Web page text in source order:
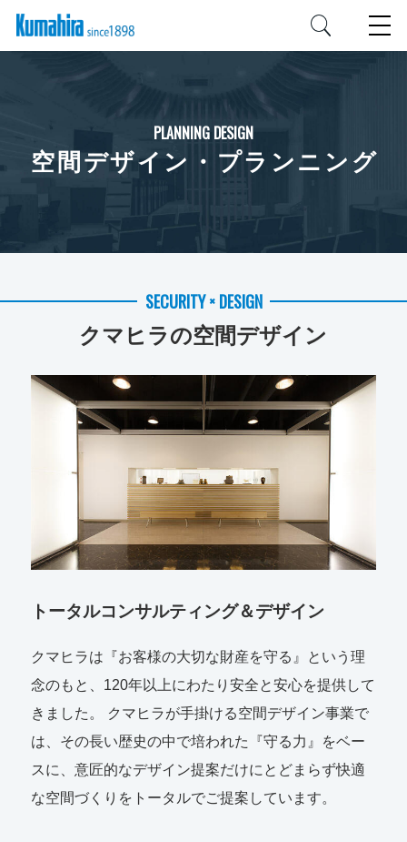
PLANNING DESIGN
空間デザイン・プランニング
SECURITY × DESIGN
クマヒラの空間デザイン
トータルコンサルティング＆デザイン
クマヒラは『お客様の大切な財産を守る』という理
念のもと、120年以上にわたり安全と安心を提供して
きました。 クマヒラが手掛ける空間デザイン事業で
は、その長い歴史の中で培われた『守る力』をベー
スに、意匠的なデザイン提案だけにとどまらず快適
な空間づくりをトータルでご提案しています。